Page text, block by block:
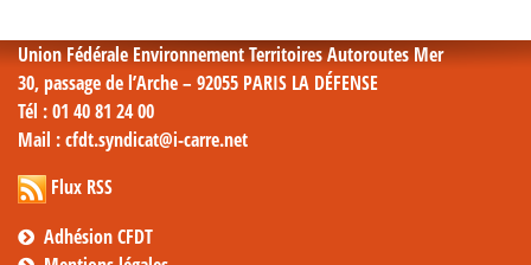
Union Fédérale Environnement Territoires Autoroutes Mer
30, passage de l’Arche – 92055 PARIS LA DÉFENSE
Tél : 01 40 81 24 00
Mail : cfdt.syndicat@i-carre.net
Flux RSS
Adhésion CFDT